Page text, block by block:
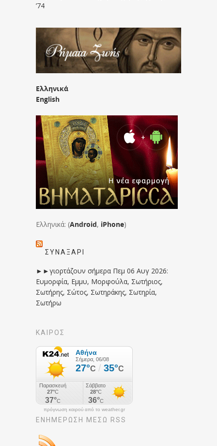
’74
Ελληνικά
English
Ελληνικά: (Android, iPhone)
ΣΥΝΑΞΆΡΙ
►►γιορτάζουν σήμερα Πεμ 06 Αυγ 2026:
Ευμορφία, Εμμυ, Μορφούλα, Σωτήριος,
Σωτήρης, Σώτος, Σωτηράκης, Σωτηρία,
Σωτήρω
ΚΑΙΡΟΣ
πρόγνωση καιρού από το weather.gr
ΕΝΗΜΈΡΩΣΉ ΜΕΣΩ RSS